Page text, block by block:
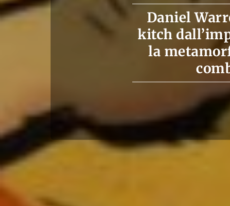
Daniel
kitch
la